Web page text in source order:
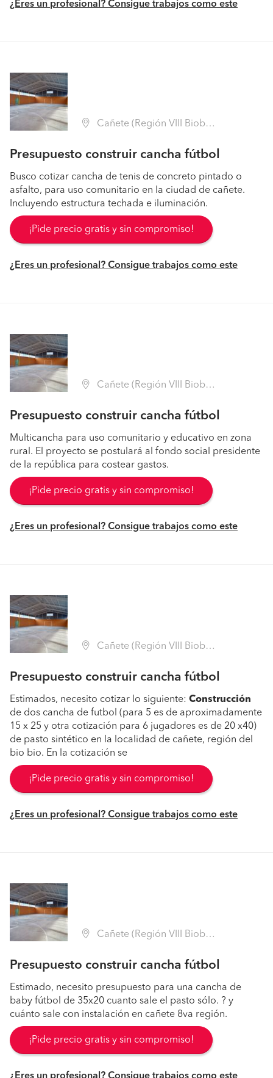
¿Eres un profesional? Consigue trabajos como este
Cañete (Región VIII Biobío - Arauco)
Presupuesto construir cancha fútbol
Busco cotizar cancha de tenis de concreto pintado o
asfalto, para uso comunitario en la ciudad de cañete.
Incluyendo estructura techada e iluminación.
¡Pide precio gratis y sin compromiso!
¿Eres un profesional? Consigue trabajos como este
Cañete (Región VIII Biobío - Arauco)
Presupuesto construir cancha fútbol
Multicancha para uso comunitario y educativo en zona
rural. El proyecto se postulará al fondo social presidente
de la república para costear gastos.
¡Pide precio gratis y sin compromiso!
¿Eres un profesional? Consigue trabajos como este
Cañete (Región VIII Biobío - Arauco)
Presupuesto construir cancha fútbol
Estimados, necesito cotizar lo siguiente: Construcción
de dos cancha de futbol (para 5 es de aproximadamente
15 x 25 y otra cotización para 6 jugadores es de 20 x40)
de pasto sintético en la localidad de cañete, región del
bio bio. En la cotización se
¡Pide precio gratis y sin compromiso!
¿Eres un profesional? Consigue trabajos como este
Cañete (Región VIII Biobío - Arauco)
Presupuesto construir cancha fútbol
Estimado, necesito presupuesto para una cancha de
baby fútbol de 35x20 cuanto sale el pasto sólo. ? y
cuánto sale con instalación en cañete 8va región.
¡Pide precio gratis y sin compromiso!